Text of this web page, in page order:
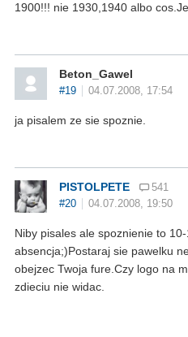
1900!!! nie 1930,1940 albo
Beton_Gawel
#19 04.07.2008, 17:54
ja pisalem ze sie spoznie.
PISTOLPETE
541
#20
04.07.2008, 19:50
Niby pisales ale spoznienie to
absencja;)Postaraj sie pawelku
obejzec Twoja fure.Czy logo na
zdieciu nie widac.